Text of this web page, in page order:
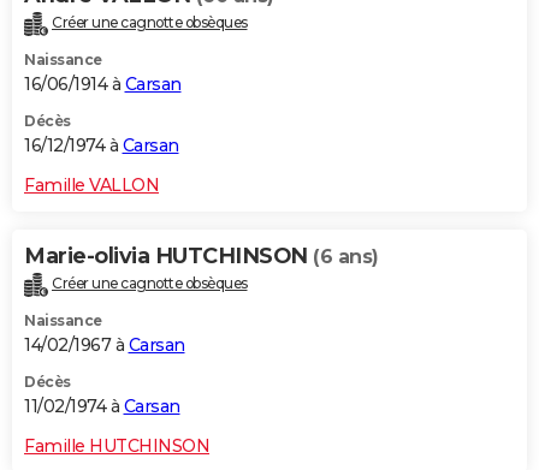
Créer une cagnotte obsèques
Naissance
16/06/1914 à Carsan
Décès
16/12/1974 à Carsan
Famille VALLON
Marie-olivia HUTCHINSON (6 ans)
Créer une cagnotte obsèques
Naissance
14/02/1967 à Carsan
Décès
11/02/1974 à Carsan
Famille HUTCHINSON